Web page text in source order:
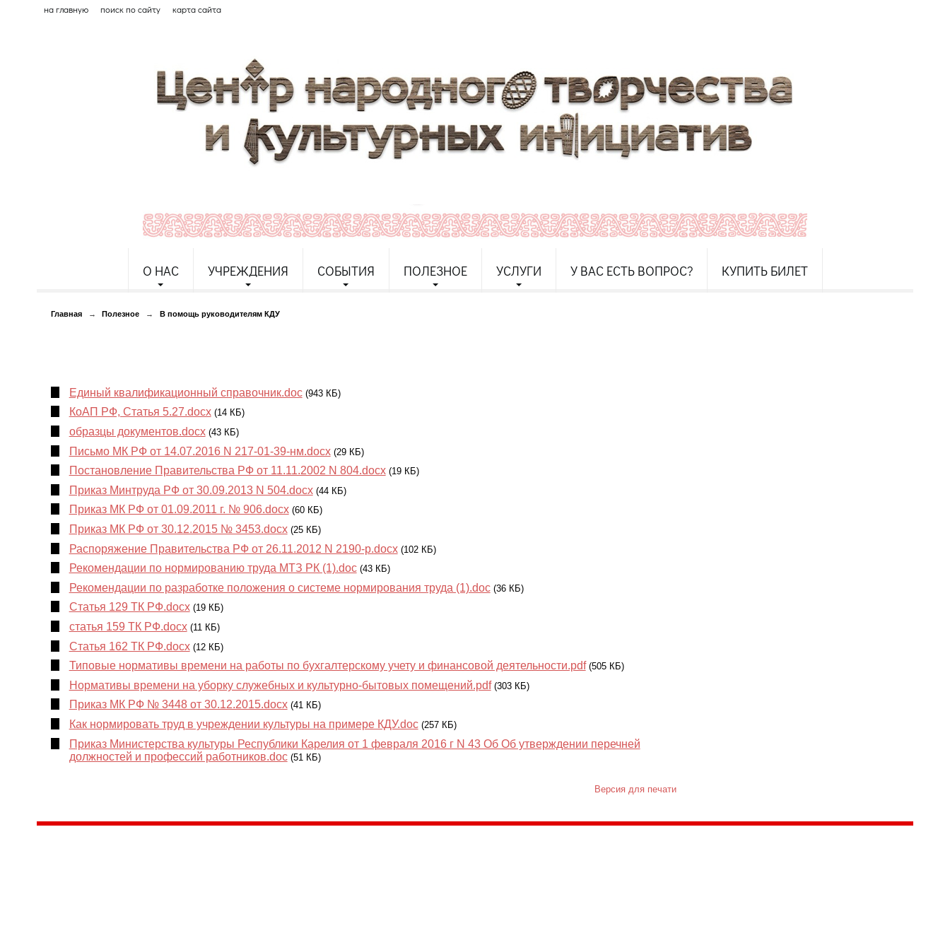
на главную поиск по сайту карта сайта
О НАС УЧРЕЖДЕНИЯ СОБЫТИЯ ПОЛЕЗНОЕ УСЛУГИ У ВАС ЕСТЬ ВОПРОС? КУПИТЬ БИЛЕТ
Главная → Полезное → В помощь руководителям КДУ
Единый квалификационный справочник.doc (943 КБ)
КоАП РФ, Статья 5.27.docx (14 КБ)
образцы документов.docx (43 КБ)
Письмо МК РФ от 14.07.2016 N 217-01-39-нм.docx (29 КБ)
Постановление Правительства РФ от 11.11.2002 N 804.docx (19 КБ)
Приказ Минтруда РФ от 30.09.2013 N 504.docx (44 КБ)
Приказ МК РФ от 01.09.2011 г. № 906.docx (60 КБ)
Приказ МК РФ от 30.12.2015 № 3453.docx (25 КБ)
Распоряжение Правительства РФ от 26.11.2012 N 2190-р.docx (102 КБ)
Рекомендации по нормированию труда МТЗ РК (1).doc (43 КБ)
Рекомендации по разработке положения о системе нормирования труда (1).doc (36 КБ)
Статья 129 ТК РФ.docx (19 КБ)
статья 159 ТК РФ.docx (11 КБ)
Статья 162 ТК РФ.docx (12 КБ)
Типовые нормативы времени на работы по бухгалтерскому учету и финансовой деятельности.pdf (505 КБ)
Нормативы времени на уборку служебных и культурно-бытовых помещений.pdf (303 КБ)
Приказ МК РФ № 3448 от 30.12.2015.docx (41 КБ)
Как нормировать труд в учреждении культуры на примере КДУ.doc (257 КБ)
Приказ Министерства культуры Республики Карелия от 1 февраля 2016 г N 43 Об Об утверждении перечней
должностей и профессий работников.doc (51 КБ)
Версия для печати